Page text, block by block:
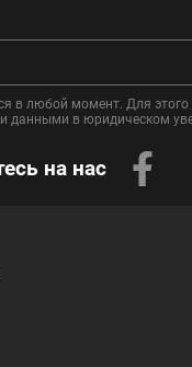
в любой момент. Для этого
данными в юридическом
на нас